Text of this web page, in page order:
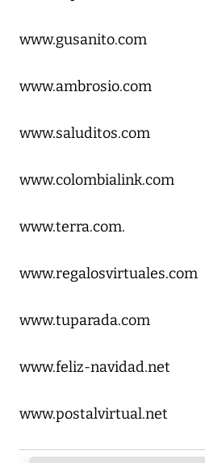
www.gusanito.com
www.ambrosio.com
www.saluditos.com
www.colombialink.com
www.terra.com.
www.regalosvirtuales.com
www.tuparada.com
www.feliz-navidad.net
www.postalvirtual.net